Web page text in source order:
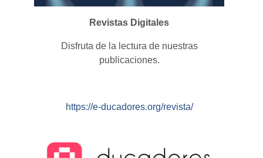
Revistas Digitales
Disfruta de la lectura de nuestras
publicaciones.
https://e-ducadores.org/revista/